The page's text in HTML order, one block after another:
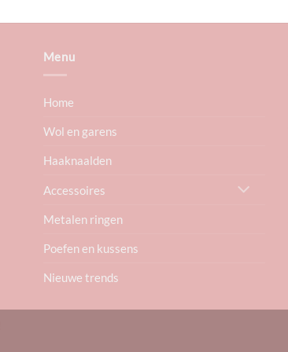
Menu
Home
Wol en garens
Haaknaalden
Accessoires
Metalen ringen
Poefen en kussens
Nieuwe trends